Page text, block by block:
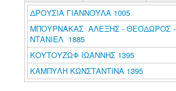
ΔΡΟΥΣΙΑ ΓΙΑΝΝΟΥΛΑ 1005
ΜΠΟΥΡΝΑΚΑΣ ΑΛΕΞΗΣ - ΘΕΟΔΩΡΟΣ -
ΝΤΑΝΙΕΛ 1885
ΚΟΥΤΟΥΖΩΦ ΙΩΑΝΝΗΣ 1395
ΚΑΜΠΥΛΗ ΚΩΝΣΤΑΝΤΙΝΑ 1395